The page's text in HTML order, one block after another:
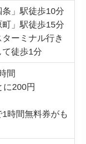
条」駅徒歩10分
町」駅徒歩15分
ーミナル行き
て徒歩1分
間
に200円
時間無料券がも